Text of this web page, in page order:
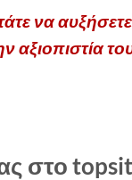
να
στο